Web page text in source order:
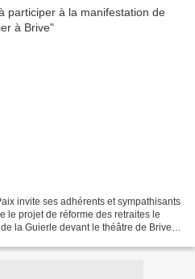
invite ses adhérents et sympathisants
le projet de réforme des retraites le
la Guierle devant le théâtre de Brive;